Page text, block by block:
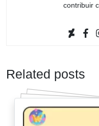
contribuir
Related posts